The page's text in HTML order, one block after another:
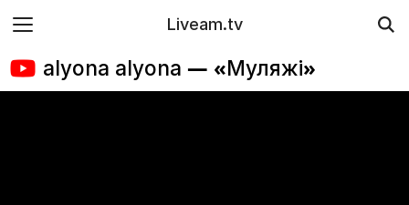
Liveam.tv
alyona alyona — «Муляжі»